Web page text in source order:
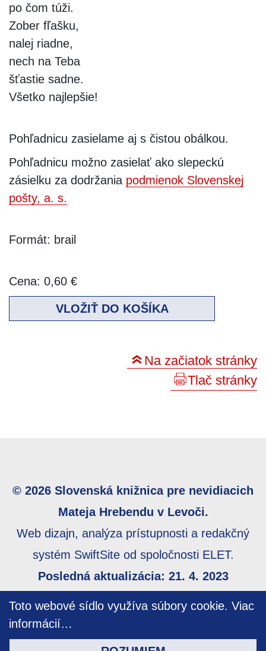
po čom túži.
Zober fľašku,
nalej riadne,
nech na Teba
šťastie sadne.
Všetko najlepšie!
Pohľadnicu zasielame aj s čistou obálkou.
Pohľadnicu možno zasielať ako slepeckú
zásielku za dodržania podmienok Slovenskej
pošty, a. s.
Formát: brail
Cena: 0,60 €
VLOŽIŤ DO KOŠÍKA
Na začiatok stránky
Tlač stránky
© 2026 Slovenská knižnica pre nevidiacich
Mateja Hrebendu v Levoči.
Web dizajn, analýza prístupnosti a redakčný
systém SwiftSite od spoločnosti ELET.
Posledná aktualizácia: 21. 4. 2023
prístupnosti
Toto webové sídlo využíva súbory cookie. Viac
informácií…